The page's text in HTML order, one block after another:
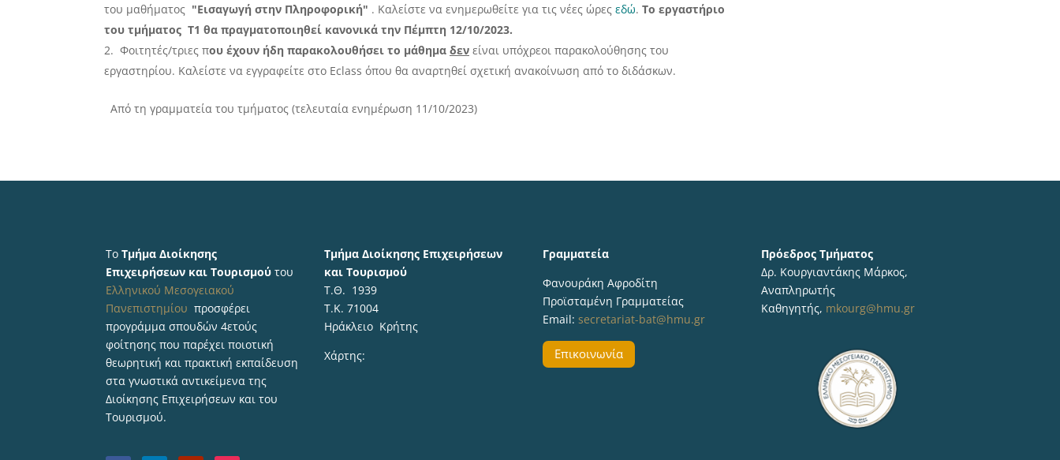
του μαθήματος "Εισαγωγή στην Πληροφορική" . Καλείστε να ενημερωθείτε για τις νέες ώρες εδώ. Το εργαστήριο
του τμήματος Τ1 θα πραγματοποιηθεί κανονικά την Πέμπτη 12/10/2023.
Φοιτητές/τριες που έχουν ήδη παρακολουθήσει το μάθημα δεν είναι υπόχρεοι παρακολούθησης του
εργαστηρίου. Καλείστε να εγγραφείτε στο Eclass όπου θα αναρτηθεί σχετική ανακοίνωση από το διδάσκων.
Από τη γραμματεία του τμήματος (τελευταία ενημέρωση 11/10/2023)
ΤοΤμήμα Διοίκησης
Επιχειρήσεων και Τουρισμούτου
Ελληνικού Μεσογειακού
Πανεπιστημίου προσφέρει
προγράμμα σπουδών 4ετούς
φοίτησης που παρέχει ποιοτική
θεωρητική και πρακτική εκπαίδευση
στα γνωστικά αντικείμενα της
Διοίκησης Επιχειρήσεων και του
Τουρισμού.
Τμήμα Διοίκησης Επιχειρήσεων
και Τουρισμού
Τ.Θ. 1939
Τ.Κ. 71004
Ηράκλειο Κρήτης
Χάρτης:
Γραμματεία
Φανουράκη Αφροδίτη
Προϊσταμένη Γραμματείας
Email:secretariat-bat@hmu.gr
Επικοινωνία
Πρόεδρος Τμήματος
Δρ. Κουργιαντάκης Μάρκος,
Αναπληρωτής
Καθηγητής, mkourg@hmu.gr